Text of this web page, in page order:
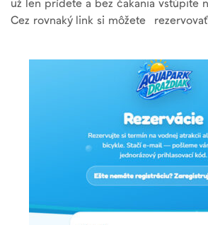
Cez rovnaký link si môžete